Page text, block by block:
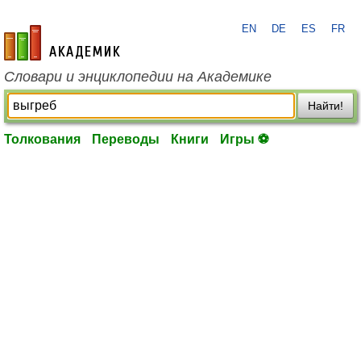
academic.ru
EN DE ES FR
Словари и энциклопедии на Академике
Найти!
Толкования Переводы Книги Игры ⚽